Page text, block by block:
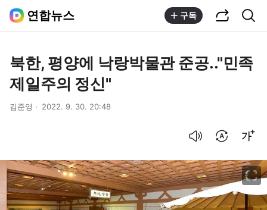
연합뉴스 구독
북한, 평양에 낙랑박물관 준공.."민족
제일주의 정신"
김준영 2022. 9. 30. 20:48